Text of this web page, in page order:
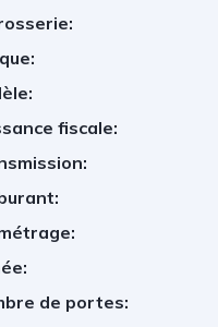
fiscale:
de portes: